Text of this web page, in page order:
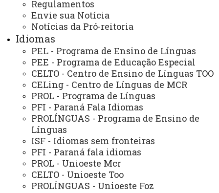
Regulamentos
Envie sua Notícia
Notícias da Pró-reitoria
Idiomas
PEL - Programa de Ensino de Línguas
PEE - Programa de Educação Especial
CELTO - Centro de Ensino de Línguas TOO
CELing - Centro de Línguas de MCR
PROL - Programa de Línguas
PFI - Paraná Fala Idiomas
PROLÍNGUAS - Programa de Ensino de
Línguas
ISF - Idiomas sem fronteiras
PFI - Paraná fala idiomas
PROL - Unioeste Mcr
CELTO - Unioeste Too
PROLÍNGUAS - Unioeste Foz
ACESSE
Acesso Restrito (Editores do Portal)
Arquivo Virtual
Bibliotecas
Identidade Visual
Mapa do Site
Ouvidoria
Portal Office 365